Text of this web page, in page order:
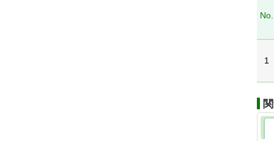
No.
1